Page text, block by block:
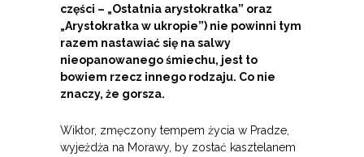
części – „Ostatnia arystokratka” oraz
„Arystokratka w ukropie”) nie powinni tym
razem nastawiać się na salwy
nieopanowanego śmiechu, jest to
bowiem rzecz innego rodzaju. Co nie
znaczy, że gorsza.
Wiktor, zmęczony tempem życia w Pradze,
wyjeżdża na Morawy, by zostać kasztelanem